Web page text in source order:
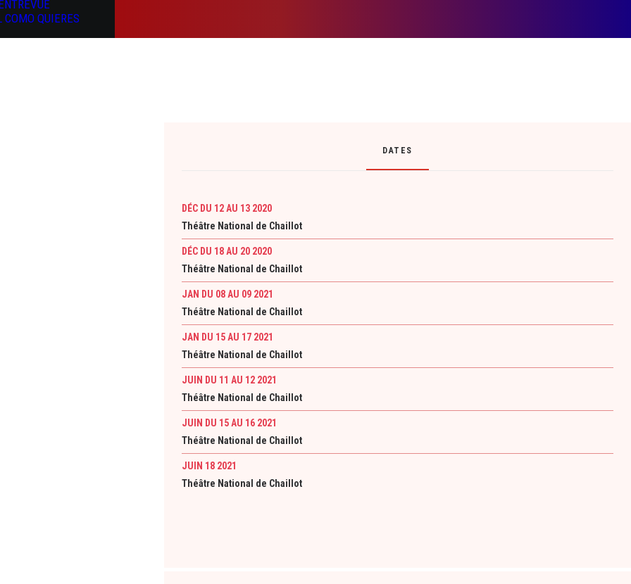
COMO QUIERES
DATES
DÉC DU 12 AU 13 2020
Théâtre National de Chaillot
DÉC DU 18 AU 20 2020
Théâtre National de Chaillot
JAN DU 08 AU 09 2021
Théâtre National de Chaillot
JAN DU 15 AU 17 2021
Théâtre National de Chaillot
JUIN DU 11 AU 12 2021
Théâtre National de Chaillot
JUIN DU 15 AU 16 2021
Théâtre National de Chaillot
JUIN 18 2021
Théâtre National de Chaillot